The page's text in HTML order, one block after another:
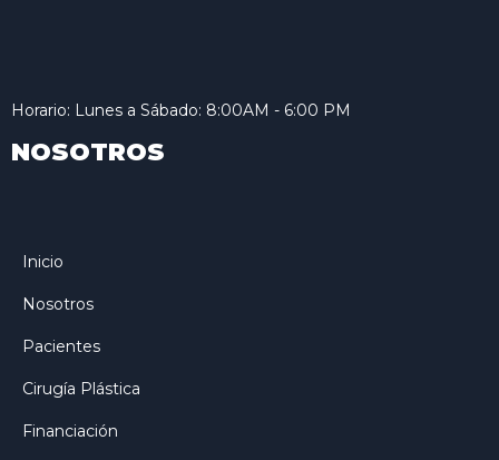
Horario: Lunes a Sábado: 8:00AM - 6:00 PM
NOSOTROS
Inicio
Nosotros
Pacientes
Cirugía Plástica
Financiación